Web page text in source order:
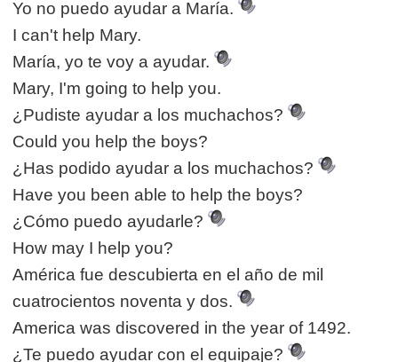
Yo no puedo ayudar a María.
I can't help Mary.
María, yo te voy a ayudar.
Mary, I'm going to help you.
¿Pudiste ayudar a los muchachos?
Could you help the boys?
¿Has podido ayudar a los muchachos?
Have you been able to help the boys?
¿Cómo puedo ayudarle?
How may I help you?
América fue descubierta en el año de mil
cuatrocientos noventa y dos.
America was discovered in the year of 1492.
¿Te puedo ayudar con el equipaje?